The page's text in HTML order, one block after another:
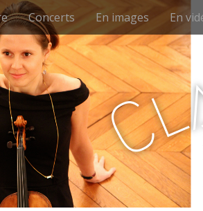
Concerts En images En
C
l